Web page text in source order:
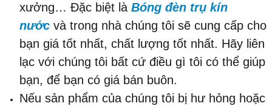
xưởng… Đặc biệt là Bóng đèn trụ kín
nước và trong nhà chúng tôi sẽ cung cấp cho
bạn giá tốt nhất, chất lượng tốt nhất. Hãy liên
lạc với chúng tôi bất cứ điều gì tôi có thể giúp
bạn, để bạn có giá bán buôn.
Nếu sản phẩm của chúng tôi bị hư hỏng hoặc